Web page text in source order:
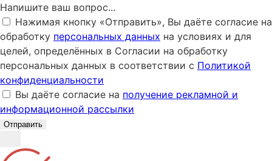
Напишите ваш вопрос...
Нажимая кнопку «Отправить», Вы даёте согласие на
обработку персональных данных на условиях и для
целей, определённых в Согласии на обработку
персональных данных в соответствии с Политикой
конфиденциальности
Вы даёте согласие на получение рекламной и
информационной рассылки
Отправить